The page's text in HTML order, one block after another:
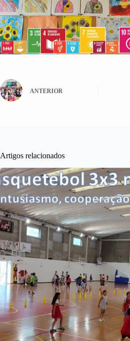
ANTERIOR
Artigos relacionados